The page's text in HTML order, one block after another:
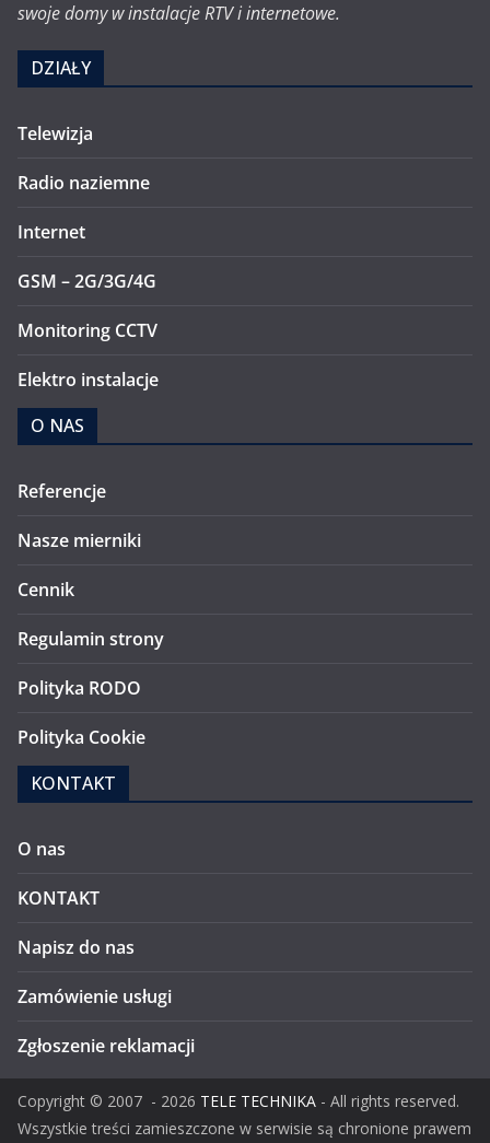
swoje domy w instalacje RTV i internetowe.
DZIAŁY
Telewizja
Radio naziemne
Internet
GSM – 2G/3G/4G
Monitoring CCTV
Elektro instalacje
O NAS
Referencje
Nasze mierniki
Cennik
Regulamin strony
Polityka RODO
Polityka Cookie
KONTAKT
O nas
KONTAKT
Napisz do nas
Zamówienie usługi
Zgłoszenie reklamacji
Copyright © 2007 - 2026 TELE TECHNIKA - All rights reserved.
Wszystkie treści zamieszczone w serwisie są chronione prawem